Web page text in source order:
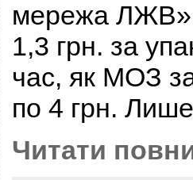
мережа ЛЖВ»
1,3 грн. за
час, як МОЗ
по 4 грн.
Читати